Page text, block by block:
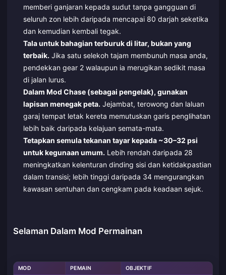
memberi ganjaran kepada sudut tanpa gangguan di
seluruh zon lebih daripada mencapai 80 darjah seketika
dan kemudian kembali tegak.
Tala untuk bahagian terburuk di litar, bukan yang
terbaik. Jika satu selekoh tajam membunuh masa anda,
pendekkan gear 2 walaupun ia merugikan sedikit masa
di jalan lurus.
Dalam Mod Chase (sebagai pengelak), gunakan
lapisan menegak peta. Jejambat, terowong dan laluan
garaj tempat letak kereta memutuskan garis penglihatan
lebih baik daripada kelajuan semata-mata.
Tetapkan semula tekanan tayar kepada ~30–32 psi
untuk kegunaan umum. Lebih rendah daripada 28
meningkatkan kelenturan dinding sisi dan ketidakpastian
dalam transisi; lebih tinggi daripada 34 mengurangkan
kawasan sentuhan dan cengkam pada keadaan sejuk.
Selaman Dalam Mod Permainan
MOD PEMAIN OBJEKTIF